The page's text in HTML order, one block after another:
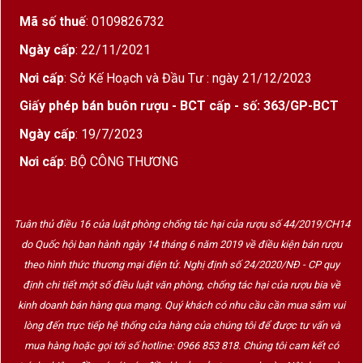
2. Thiết kế hộp quà – Biểu tượng của sự sang trọng và
tinh tế
Hộp Quà Rượu Vang 2 Chai Venus Rosso Semi
Dolce
Mã số thuế: 0109826732
Ngày cấp: 22/11/2021
Nơi cấp: Sở Kế Hoạch và Đầu Tư : ngày 21/12/2023
Giấy phép bán buôn rượu - BCT cấp - số: 363/GP-BCT
Ngày cấp: 19/7/2023
Nơi cấp: BỘ CÔNG THƯƠNG
Tuân thủ điều 16 của luật phòng chống tác hại của rượu số 44/2019/CH14
do Quốc hội ban hành ngày 14 tháng 6 năm 2019 về điều kiện bán rượu
theo hình thức thương mại điện tử. Nghị định số 24/2020/NĐ - CP quy
định chi tiết một số điều luật văn phòng, chống tác hại của rượu bia về
kinh doanh bán hàng qua mạng. Quý khách có nhu cầu cần mua sắm vui
lòng đến trực tiếp hệ thống cửa hàng của chúng tôi để được tư vấn và
mua hàng hoặc gọi tới số hotline: 0966 853 818. Chúng tôi cam kết có